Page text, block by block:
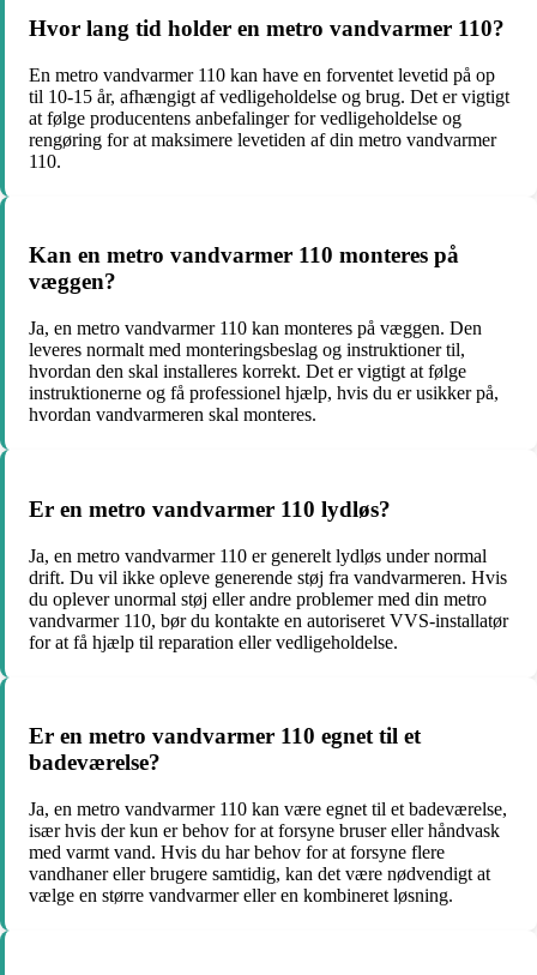
Hvor lang tid holder en metro vandvarmer 110?
En metro vandvarmer 110 kan have en forventet levetid på op
til 10-15 år, afhængigt af vedligeholdelse og brug. Det er vigtigt
at følge producentens anbefalinger for vedligeholdelse og
rengøring for at maksimere levetiden af din metro vandvarmer
110.
Kan en metro vandvarmer 110 monteres på
væggen?
Ja, en metro vandvarmer 110 kan monteres på væggen. Den
leveres normalt med monteringsbeslag og instruktioner til,
hvordan den skal installeres korrekt. Det er vigtigt at følge
instruktionerne og få professionel hjælp, hvis du er usikker på,
hvordan vandvarmeren skal monteres.
Er en metro vandvarmer 110 lydløs?
Ja, en metro vandvarmer 110 er generelt lydløs under normal
drift. Du vil ikke opleve generende støj fra vandvarmeren. Hvis
du oplever unormal støj eller andre problemer med din metro
vandvarmer 110, bør du kontakte en autoriseret VVS-installatør
for at få hjælp til reparation eller vedligeholdelse.
Er en metro vandvarmer 110 egnet til et
badeværelse?
Ja, en metro vandvarmer 110 kan være egnet til et badeværelse,
især hvis der kun er behov for at forsyne bruser eller håndvask
med varmt vand. Hvis du har behov for at forsyne flere
vandhaner eller brugere samtidig, kan det være nødvendigt at
vælge en større vandvarmer eller en kombineret løsning.